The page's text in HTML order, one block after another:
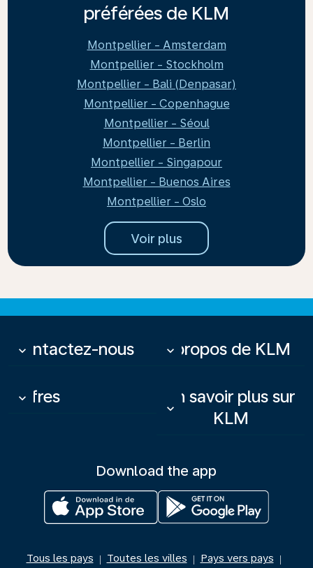
préférées de KLM
Montpellier - Amsterdam
Montpellier - Stockholm
Montpellier - Bali (Denpasar)
Montpellier - Copenhague
Montpellier - Séoul
Montpellier - Berlin
Montpellier - Singapour
Montpellier - Buenos Aires
Montpellier - Oslo
Voir plus
Contactez-nous
keyboard_arrow_down À propos de KLM
keyboard_arrow_down
Offres
keyboard_arrow_down
En savoir plus sur
KLM
keyboard_arrow_down
Download the app
Tous les pays | Toutes les villes | Pays vers pays |